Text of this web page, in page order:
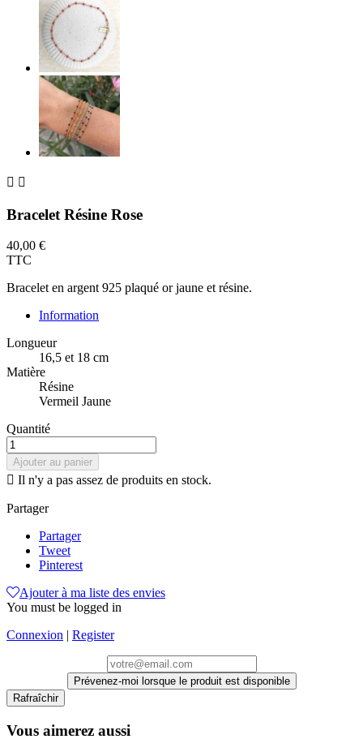
 
Bracelet Résine Rose
40,00 €
TTC
Bracelet en argent 925 plaqué or jaune et résine.
Information
Longueur
16,5 et 18 cm
Matière
Résine
Vermeil Jaune
Quantité
Ajouter au panier
 Il n'y a pas assez de produits en stock.
Partager
Partager
Tweet
Pinterest
Ajouter à ma liste des envies
You must be logged in
Connexion | Register
Prévenez-moi lorsque le produit est disponible
Vous aimerez aussi